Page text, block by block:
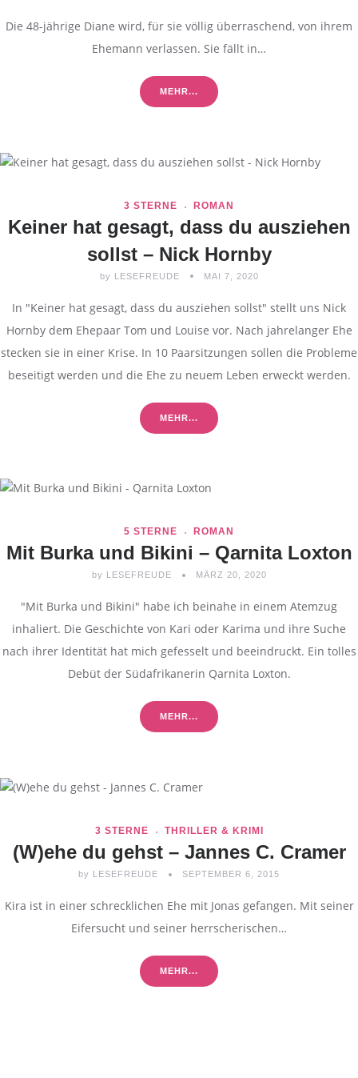
Die 48-jährige Diane wird, für sie völlig überraschend, von ihrem
Ehemann verlassen. Sie fällt in…
MEHR...
3 STERNE ROMAN
Keiner hat gesagt, dass du ausziehen
sollst – Nick Hornby
by LESEFREUDE MAI 7, 2020
In "Keiner hat gesagt, dass du ausziehen sollst" stellt uns Nick
Hornby dem Ehepaar Tom und Louise vor. Nach jahrelanger Ehe
stecken sie in einer Krise. In 10 Paarsitzungen sollen die Probleme
beseitigt werden und die Ehe zu neuem Leben erweckt werden.
MEHR...
5 STERNE ROMAN
Mit Burka und Bikini – Qarnita Loxton
by LESEFREUDE MÄRZ 20, 2020
"Mit Burka und Bikini" habe ich beinahe in einem Atemzug
inhaliert. Die Geschichte von Kari oder Karima und ihre Suche
nach ihrer Identität hat mich gefesselt und beeindruckt. Ein tolles
Debüt der Südafrikanerin Qarnita Loxton.
MEHR...
3 STERNE THRILLER & KRIMI
(W)ehe du gehst – Jannes C. Cramer
by LESEFREUDE SEPTEMBER 6, 2015
Kira ist in einer schrecklichen Ehe mit Jonas gefangen. Mit seiner
Eifersucht und seiner herrscherischen…
MEHR...